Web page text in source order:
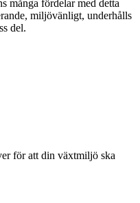
många fördelar med detta
miljövänligt, underhålls
del.
för att din växtmiljö ska